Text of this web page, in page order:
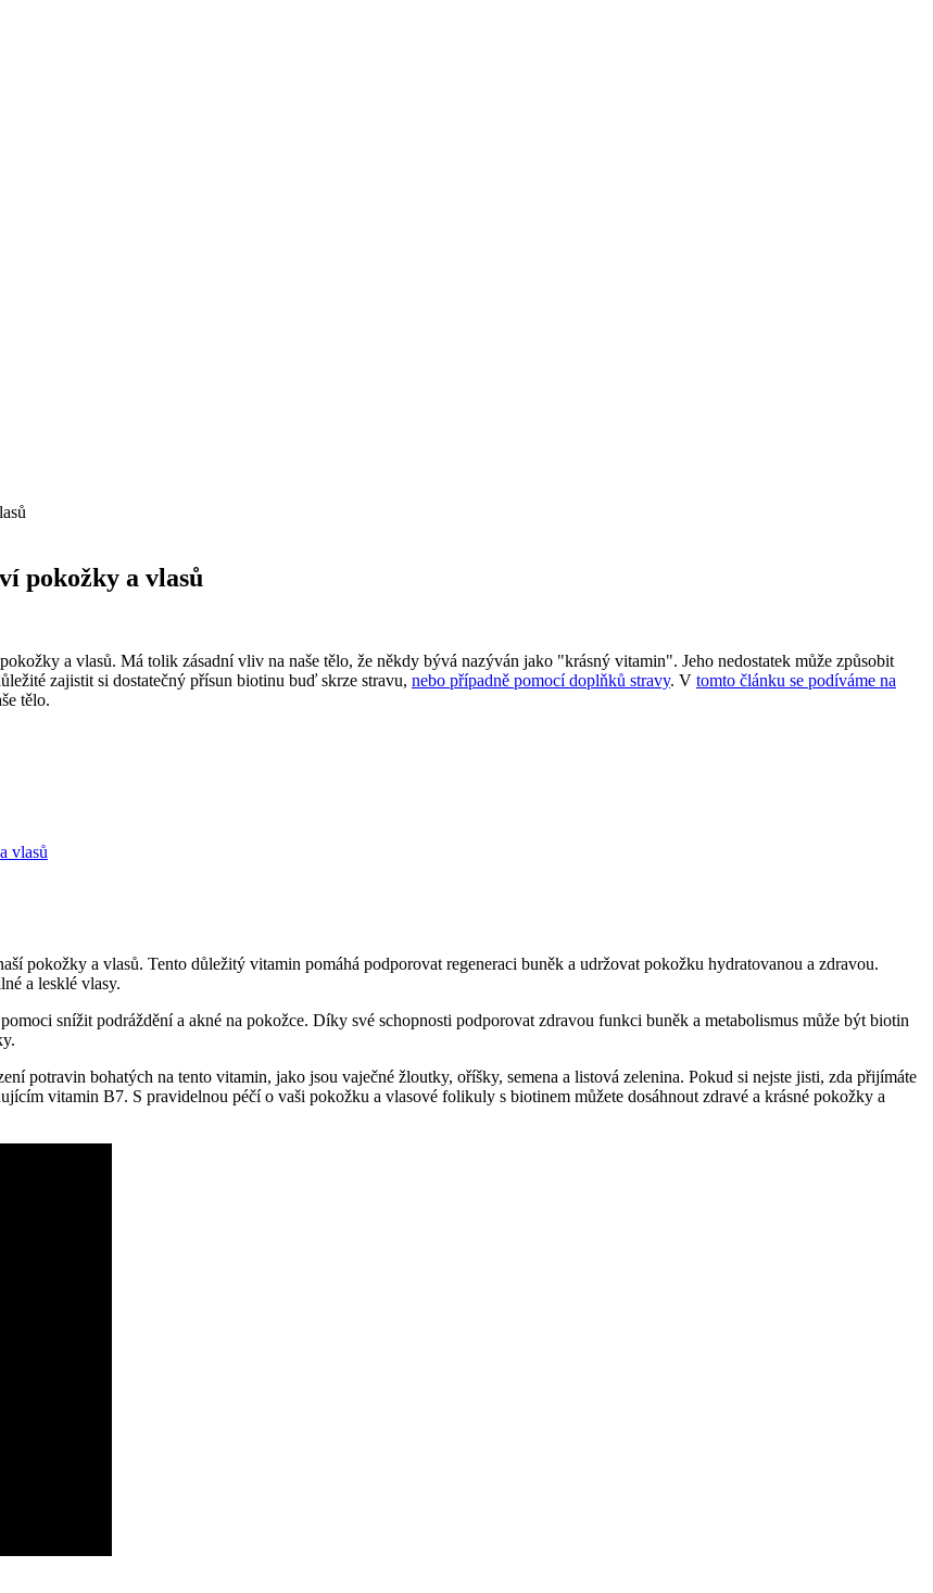
pokožky a vlasů
a vlasů. Má tolik zásadní vliv na naše tělo, že někdy bývá nazýván jako "krásný vitamin". Jeho nedostatek může způsobit
zajistit si dostatečný přísun biotinu buď skrze stravu, nebo případně pomocí doplňků stravy. V tomto článku se podíváme na
tělo.
vlasů
pokožky a vlasů. Tento důležitý vitamin pomáhá podporovat regeneraci buněk a udržovat pokožku hydratovanou a zdravou.
a lesklé vlasy.
snížit podráždění a akné na pokožce. Díky své schopnosti podporovat zdravou funkci buněk a metabolismus může být biotin
potravin bohatých na tento vitamin, jako jsou vaječné žloutky, oříšky, semena a listová zelenina. Pokud si nejste jisti, zda přijímáte
vitamin B7. S pravidelnou péčí o vaši pokožku a vlasové folikuly s biotinem můžete dosáhnout zdravé a krásné pokožky a